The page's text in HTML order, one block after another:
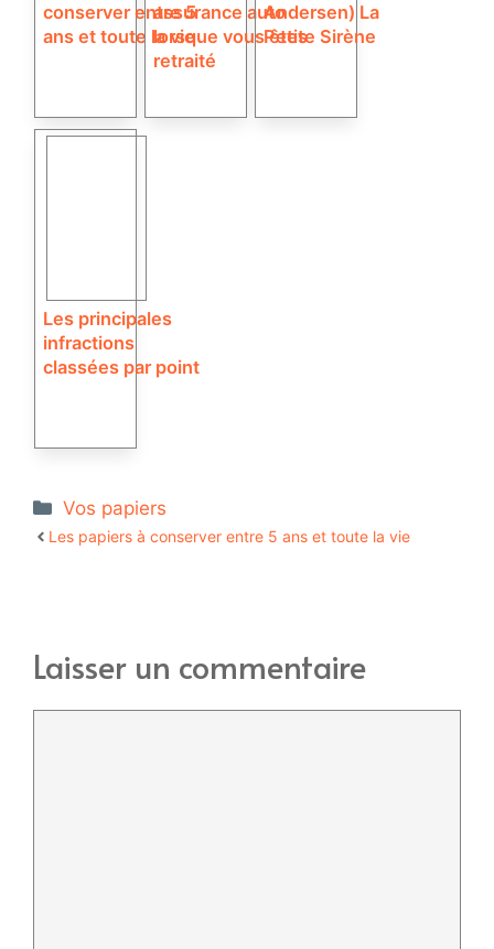
conserver entre 5
ans et toute la vie
assurance auto
lorsque vous êtes
retraité
Andersen) La
Petite Sirène
Les principales
infractions
classées par point
Catégories
Vos papiers
Les papiers à conserver entre 5 ans et toute la vie
Laisser un commentaire